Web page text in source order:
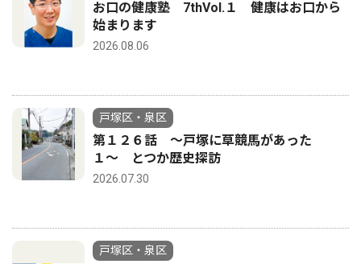
お口の健康塾 7thVol.１ 健康はお口から
始まります
2026.08.06
戸塚区・泉区
第１２６話 〜戸塚に草競馬があった
１〜 とつか歴史探訪
2026.07.30
戸塚区・泉区